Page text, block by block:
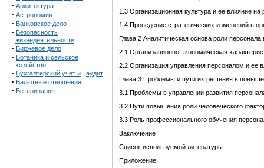
· Архитектура
· Астрономия
· Банковское дело
· Безопасность
жизнедеятельности
· Биржевое дело
· Ботаника и сельское
хозяйство
· Бухгалтерский учет и аудит
· Валютные отношения
· Ветеринария
1.3 Организационная культура и ее влияние на
1.4 Проведение стратегических изменений в
Глава 2 Аналитическая основа роли
2.1 Организационно-экономическая
2.2 Организация управления персоналом и ее
Глава 3 Проблемы и пути их решения в
3.1 Проблемы в управлении развития
3.2 Пути повышения роли человеческого
3.3 Роль профессионального обучения
Заключение
Список используемой литературы
Приложение